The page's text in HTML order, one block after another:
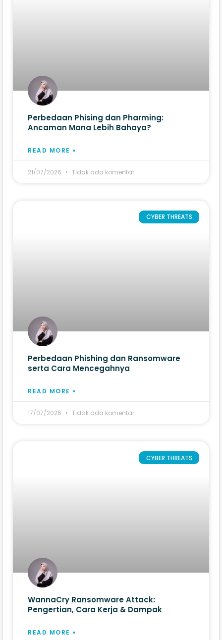
Perbedaan Phising dan Pharming:
Ancaman Mana Lebih Bahaya?
READ MORE »
21/07/2026 Tidak ada komentar
CYBER THREATS
Perbedaan Phishing dan Ransomware
serta Cara Mencegahnya
READ MORE »
17/07/2026 Tidak ada komentar
CYBER THREATS
WannaCry Ransomware Attack:
Pengertian, Cara Kerja & Dampak
READ MORE »